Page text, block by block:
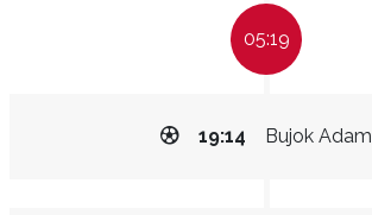
05:19
Bujok Adam
19:14